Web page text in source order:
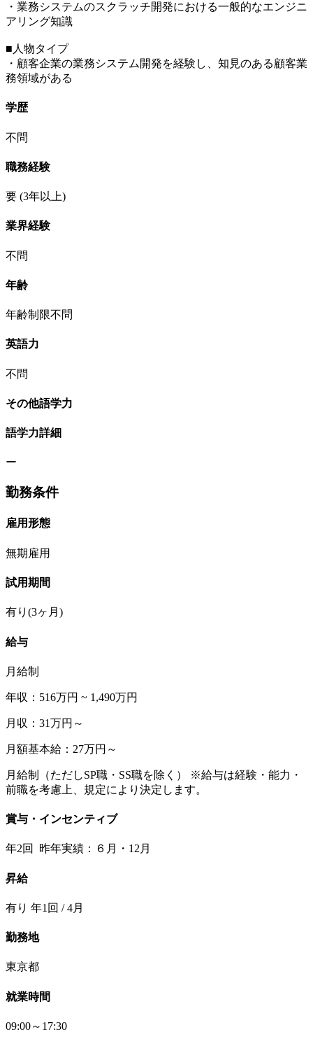
・業務システムのスクラッチ開発における一般的なエンジニ
アリング知識
■人物タイプ
・顧客企業の業務システム開発を経験し、知見のある顧客業
務領域がある
学歴
不問
職務経験
要 (3年以上)
業界経験
不問
年齢
年齢制限不問
英語力
不問
その他語学力
語学力詳細
ー
勤務条件
雇用形態
無期雇用
試用期間
有り(3ヶ月)
給与
月給制
年収：516万円 ~ 1,490万円
月収：31万円～
月額基本給：27万円～
月給制（ただしSP職・SS職を除く） ※給与は経験・能力・
前職を考慮上、規定により決定します。
賞与・インセンティブ
年2回 昨年実績：６月・12月
昇給
有り 年1回 / 4月
勤務地
東京都
就業時間
09:00～17:30